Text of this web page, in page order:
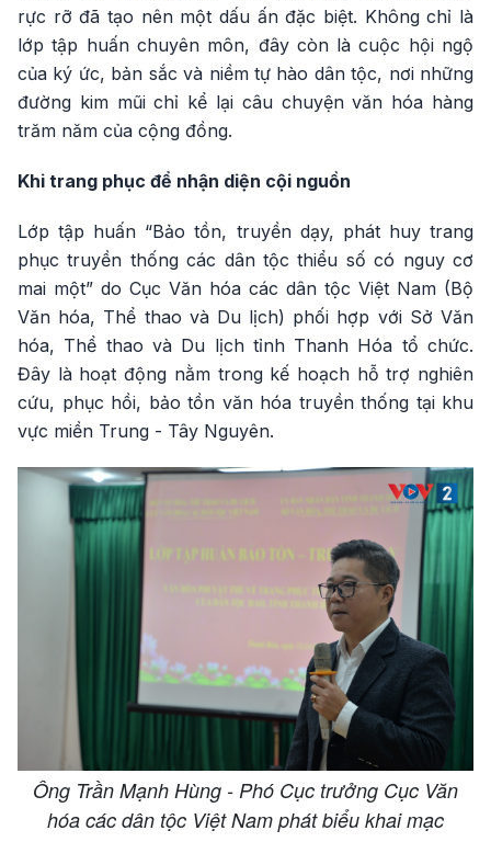
rực rỡ đã tạo nên một dấu ấn đặc biệt. Không chỉ là
lớp tập huấn chuyên môn, đây còn là cuộc hội ngộ
của ký ức, bản sắc và niềm tự hào dân tộc, nơi những
đường kim mũi chỉ kể lại câu chuyện văn hóa hàng
trăm năm của cộng đồng.
Khi trang phục để nhận diện cội nguồn
Lớp tập huấn “Bảo tồn, truyền dạy, phát huy trang
phục truyền thống các dân tộc thiểu số có nguy cơ
mai một” do Cục Văn hóa các dân tộc Việt Nam (Bộ
Văn hóa, Thể thao và Du lịch) phối hợp với Sở Văn
hóa, Thể thao và Du lịch tỉnh Thanh Hóa tổ chức.
Đây là hoạt động nằm trong kế hoạch hỗ trợ nghiên
cứu, phục hồi, bảo tồn văn hóa truyền thống tại khu
vực miền Trung - Tây Nguyên.
Ông Trần Mạnh Hùng - Phó Cục trưởng Cục Văn
hóa các dân tộc Việt Nam phát biểu khai mạc